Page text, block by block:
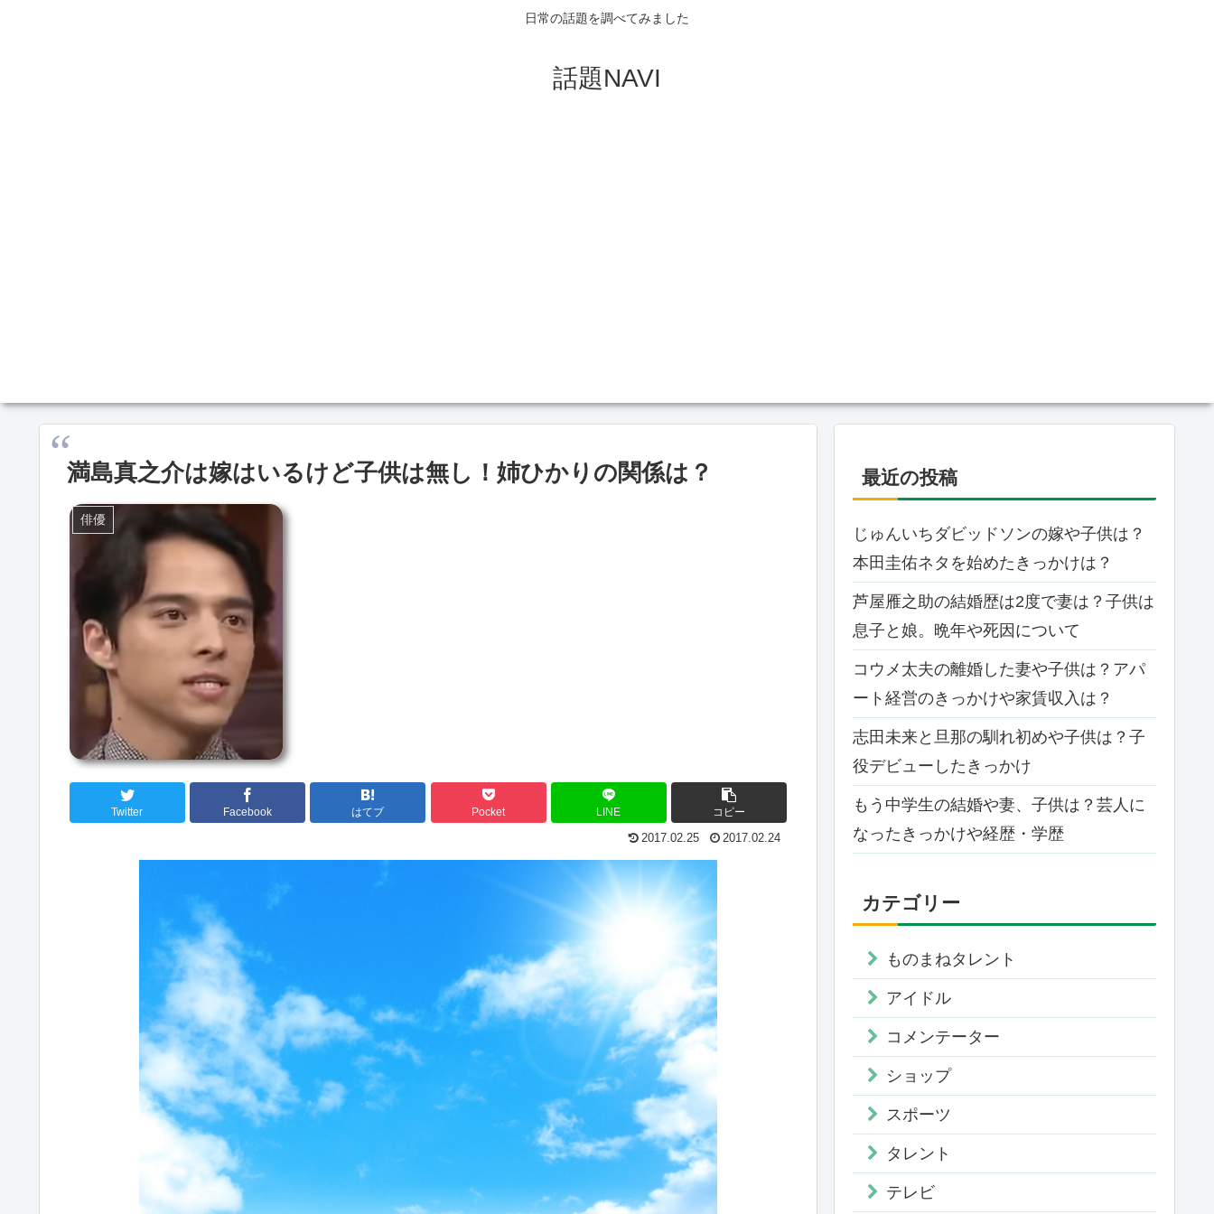
日常の話題を調べてみました
話題NAVI
満島真之介は嫁はいるけど子供は無し！姉ひかりの関係は？
俳優
Twitter Facebook はてブ Pocket LINE コピー
2017.02.25 2017.02.24
最近の投稿
じゅんいちダビッドソンの嫁や子供は？
本田圭佑ネタを始めたきっかけは？
芦屋雁之助の結婚歴は2度で妻は？子供は
息子と娘。晩年や死因について
コウメ太夫の離婚した妻や子供は？アパ
ート経営のきっかけや家賃収入は？
志田未来と旦那の馴れ初めや子供は？子
役デビューしたきっかけ
もう中学生の結婚や妻、子供は？芸人に
なったきっかけや経歴・学歴
カテゴリー
ものまねタレント
アイドル
コメンテーター
ショップ
スポーツ
タレント
テレビ